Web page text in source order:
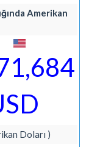
Amerikan
Doları )